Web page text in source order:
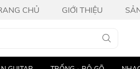
CHỦ GIỚI THIỆU